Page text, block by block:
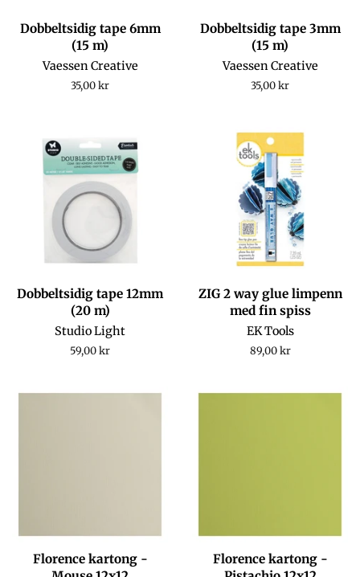
Dobbeltsidig tape 6mm
(15 m)
Vaessen Creative
Regular
35,00 kr
Dobbeltsidig tape 3mm
(15 m)
Vaessen Creative
Regular
35,00 kr
Dobbeltsidig tape 12mm
(20 m)
Studio Light
Regular
59,00 kr
ZIG 2 way glue limpenn
med fin spiss
EK Tools
Regular
89,00 kr
Florence kartong -
Florence kartong -